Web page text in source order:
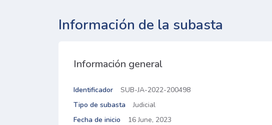
Información de la subasta
Información general
Identificador
SUB-JA-2022-200498
Tipo de subasta
Judicial
Fecha de inicio
16 June, 2023